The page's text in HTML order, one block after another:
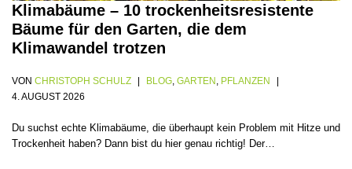
Klimabäume – 10 trockenheitsresistente
Bäume für den Garten, die dem
Klimawandel trotzen
VON CHRISTOPH SCHULZ BLOG GARTEN
PFLANZEN
4. AUGUST 2026
Du suchst echte Klimabäume, die überhaupt kein Problem mit Hitze und
Trockenheit haben? Dann bist du hier genau richtig! Der…